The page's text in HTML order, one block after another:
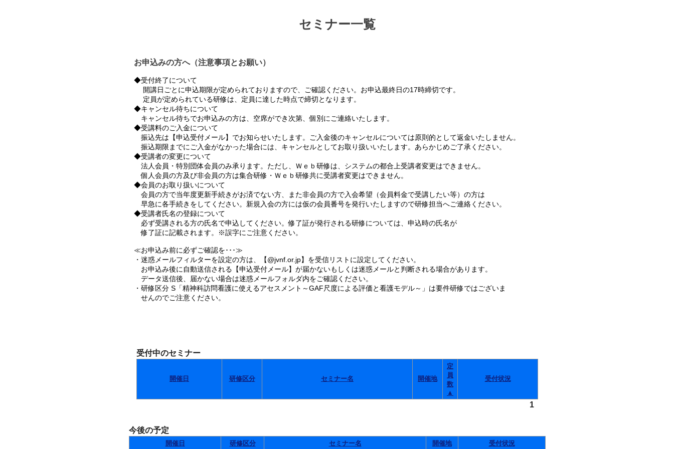
セミナー一覧
お申込みの方へ（注意事項とお願い）
◆受付終了について
開講日ごとに申込期限が定められておりますので、ご確認ください。お申込最終日の17時締切です。
定員が定められている研修は、定員に達した時点で締切となります。
◆キャンセル待ちについて
キャンセル待ちでお申込みの方は、空席ができ次第、個別にご連絡いたします。
◆受講料のご入金について
振込先は【申込受付メール】でお知らせいたします。ご入金後のキャンセルについては原則的として返金いたしません。
振込期限までにご入金がなかった場合には、キャンセルとしてお取り扱いいたします。あらかじめご了承ください。
◆受講者の変更について
法人会員・特別団体会員のみ承ります。ただし、Ｗｅｂ研修は、システムの都合上受講者変更はできません。
個人会員の方及び非会員の方は集合研修・Ｗｅｂ研修共に受講者変更はできません。
◆会員のお取り扱いについて
会員の方で当年度更新手続きがお済でない方、また非会員の方で入会希望（会員料金で受講したい等）の方は
早急に各手続きをしてください。新規入会の方には仮の会員番号を発行いたしますので研修担当へご連絡ください。
◆受講者氏名の登録について
必ず受講される方の氏名で申込してください。修了証が発行される研修については、申込時の氏名が
修了証に記載されます。※誤字にご注意ください。
≪お申込み前に必ずご確認を･･･≫
・迷惑メールフィルターを設定の方は、【@jvnf.or.jp】を受信リストに設定してください。
お申込み後に自動送信される【申込受付メール】が届かないもしくは迷惑メールと判断される場合があります。
データ送信後、届かない場合は迷惑メールフォルダ内をご確認ください。
・研修区分 S「精神科訪問看護に使えるアセスメント～GAF尺度による評価と看護モデル～」は要件研修ではございま
せんのでご注意ください。
受付中のセミナー
開催日 研修区分 セミナー名 開催地
定
員
数
▲
受付状況
1
今後の予定
開催日 研修区分 セミナー名 開催地 受付状況